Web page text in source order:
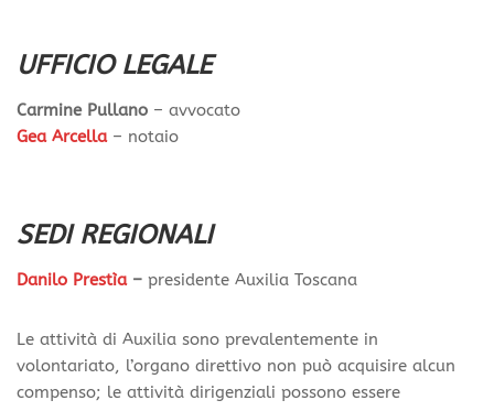
UFFICIO LEGALE
Carmine Pullano – avvocato
Gea Arcella– notaio
SEDI REGIONALI
Danilo Prestìa– presidente Auxilia Toscana
Le attività di Auxilia sono prevalentemente in
volontariato, l’organo direttivo non può acquisire alcun
compenso; le attività dirigenziali possono essere